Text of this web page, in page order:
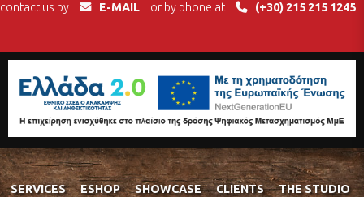
contact us by E-MAIL or by phone at (+30) 215 215 1245
SERVICES ESHOP SHOWCASE CLIENTS
THE STUDIO